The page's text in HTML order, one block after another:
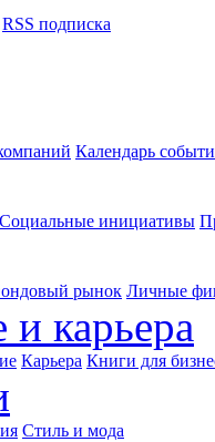
RSS подписка
Календарь
Социальные инициативы
рынок Личные
и карьера
Карьера Книги для
Стиль и мода